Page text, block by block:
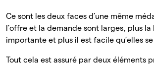
Ce sont les deux faces d’une même
l’offre et la demande sont larges, plus
importante et plus il est facile qu’elles
Tout cela est assuré par deux éléments